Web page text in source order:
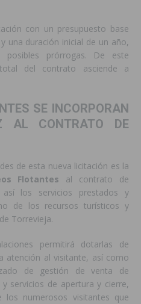
con un presupuesto base
y una duración inicial de un año,
posibles prórrogas. De este
del contrato asciende a
SE INCORPORAN
AL CONTRATO DE
de esta nueva licitación es la
Flotantes al contrato de
así los servicios prestados y
de los recursos turísticos y
Torrevieja.
permitirá dotarlas de
atención al visitante, así como
de gestión de venta de
servicios de apertura y cierre,
los numerosos visitantes que